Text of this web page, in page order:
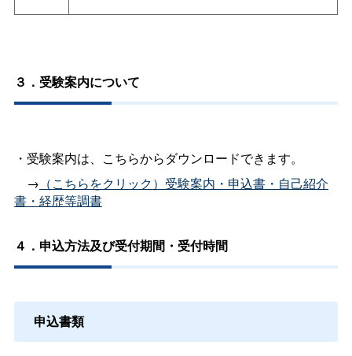
３．受験案内について
・受験案内は、こちらからダウンロードできます。
→ （こちらをクリック）受験案内・申込書・自己紹介
書・経歴等調書
４．申込方法及び受付期間・受付時間
申込書類